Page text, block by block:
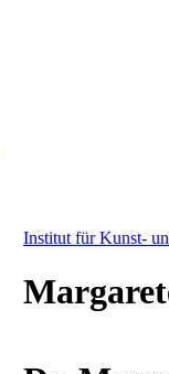
Institut für Kunst-